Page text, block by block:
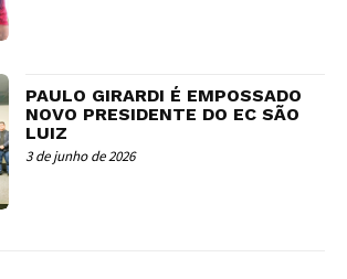
PAULO GIRARDI É EMPOSSADO
NOVO PRESIDENTE DO EC SÃO
LUIZ
3 de junho de 2026